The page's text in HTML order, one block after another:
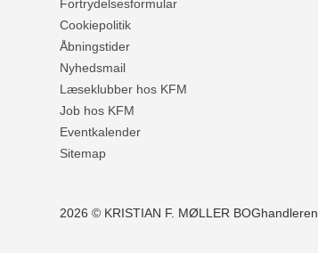
Fortrydelsesformular
Cookiepolitik
Åbningstider
Nyhedsmail
Læseklubber hos KFM
Job hos KFM
Eventkalender
Sitemap
2026 © KRISTIAN F. MØLLER BOGhandleren.